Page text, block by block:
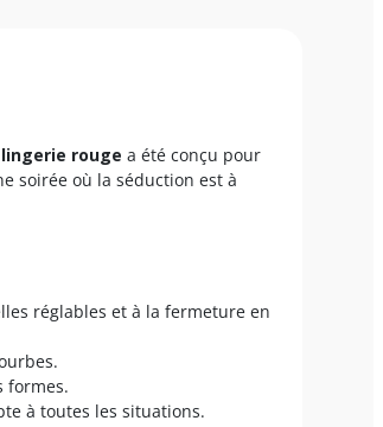
lingerie rouge a été conçu pour
soirée où la séduction est à
réglables et à la fermeture en
formes.
à toutes les situations.